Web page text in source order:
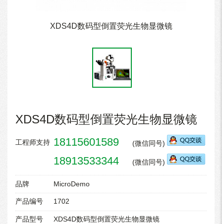
XDS4D数码型倒置荧光生物显微镜
XDS4D数码型倒置荧光生物显微镜
工程师支持 18115601589 (微信同号)
18913533344 (微信同号)
品牌 MicroDemo
产品编号 1702
产品型号 XDS4D数码型倒置荧光生物显微镜